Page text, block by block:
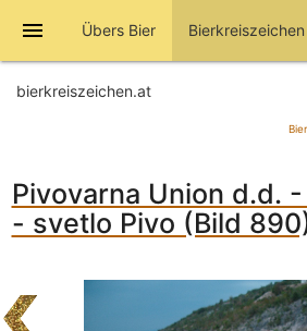
menu Übers Bier Bierkreiszeichen
bierkreiszeichen.at
Pivovarna Union d.d.
- svetlo Pivo (Bild